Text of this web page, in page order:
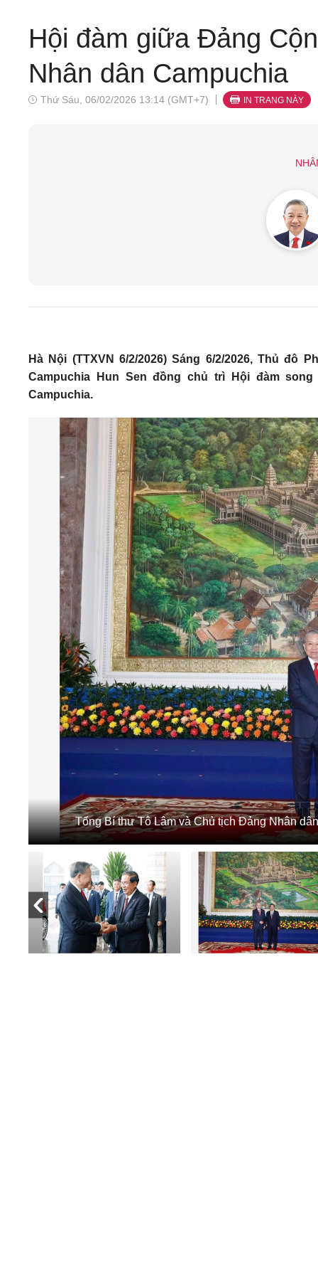
Hội đàm giữa Đảng
Nhân dân Campuchia
Thứ Sáu, 06/02/2026 13:14 (GMT+7) IN TRANG NÀY
Hà Nội (TTXVN 6/2/2026) Sáng 6/2/2026, Thủ
Campuchia Hun Sen đồng chủ trì Hội đàm
Campuchia.
Tổng Bí thư Tô Lâm và Chủ tịch Đảng Nhân